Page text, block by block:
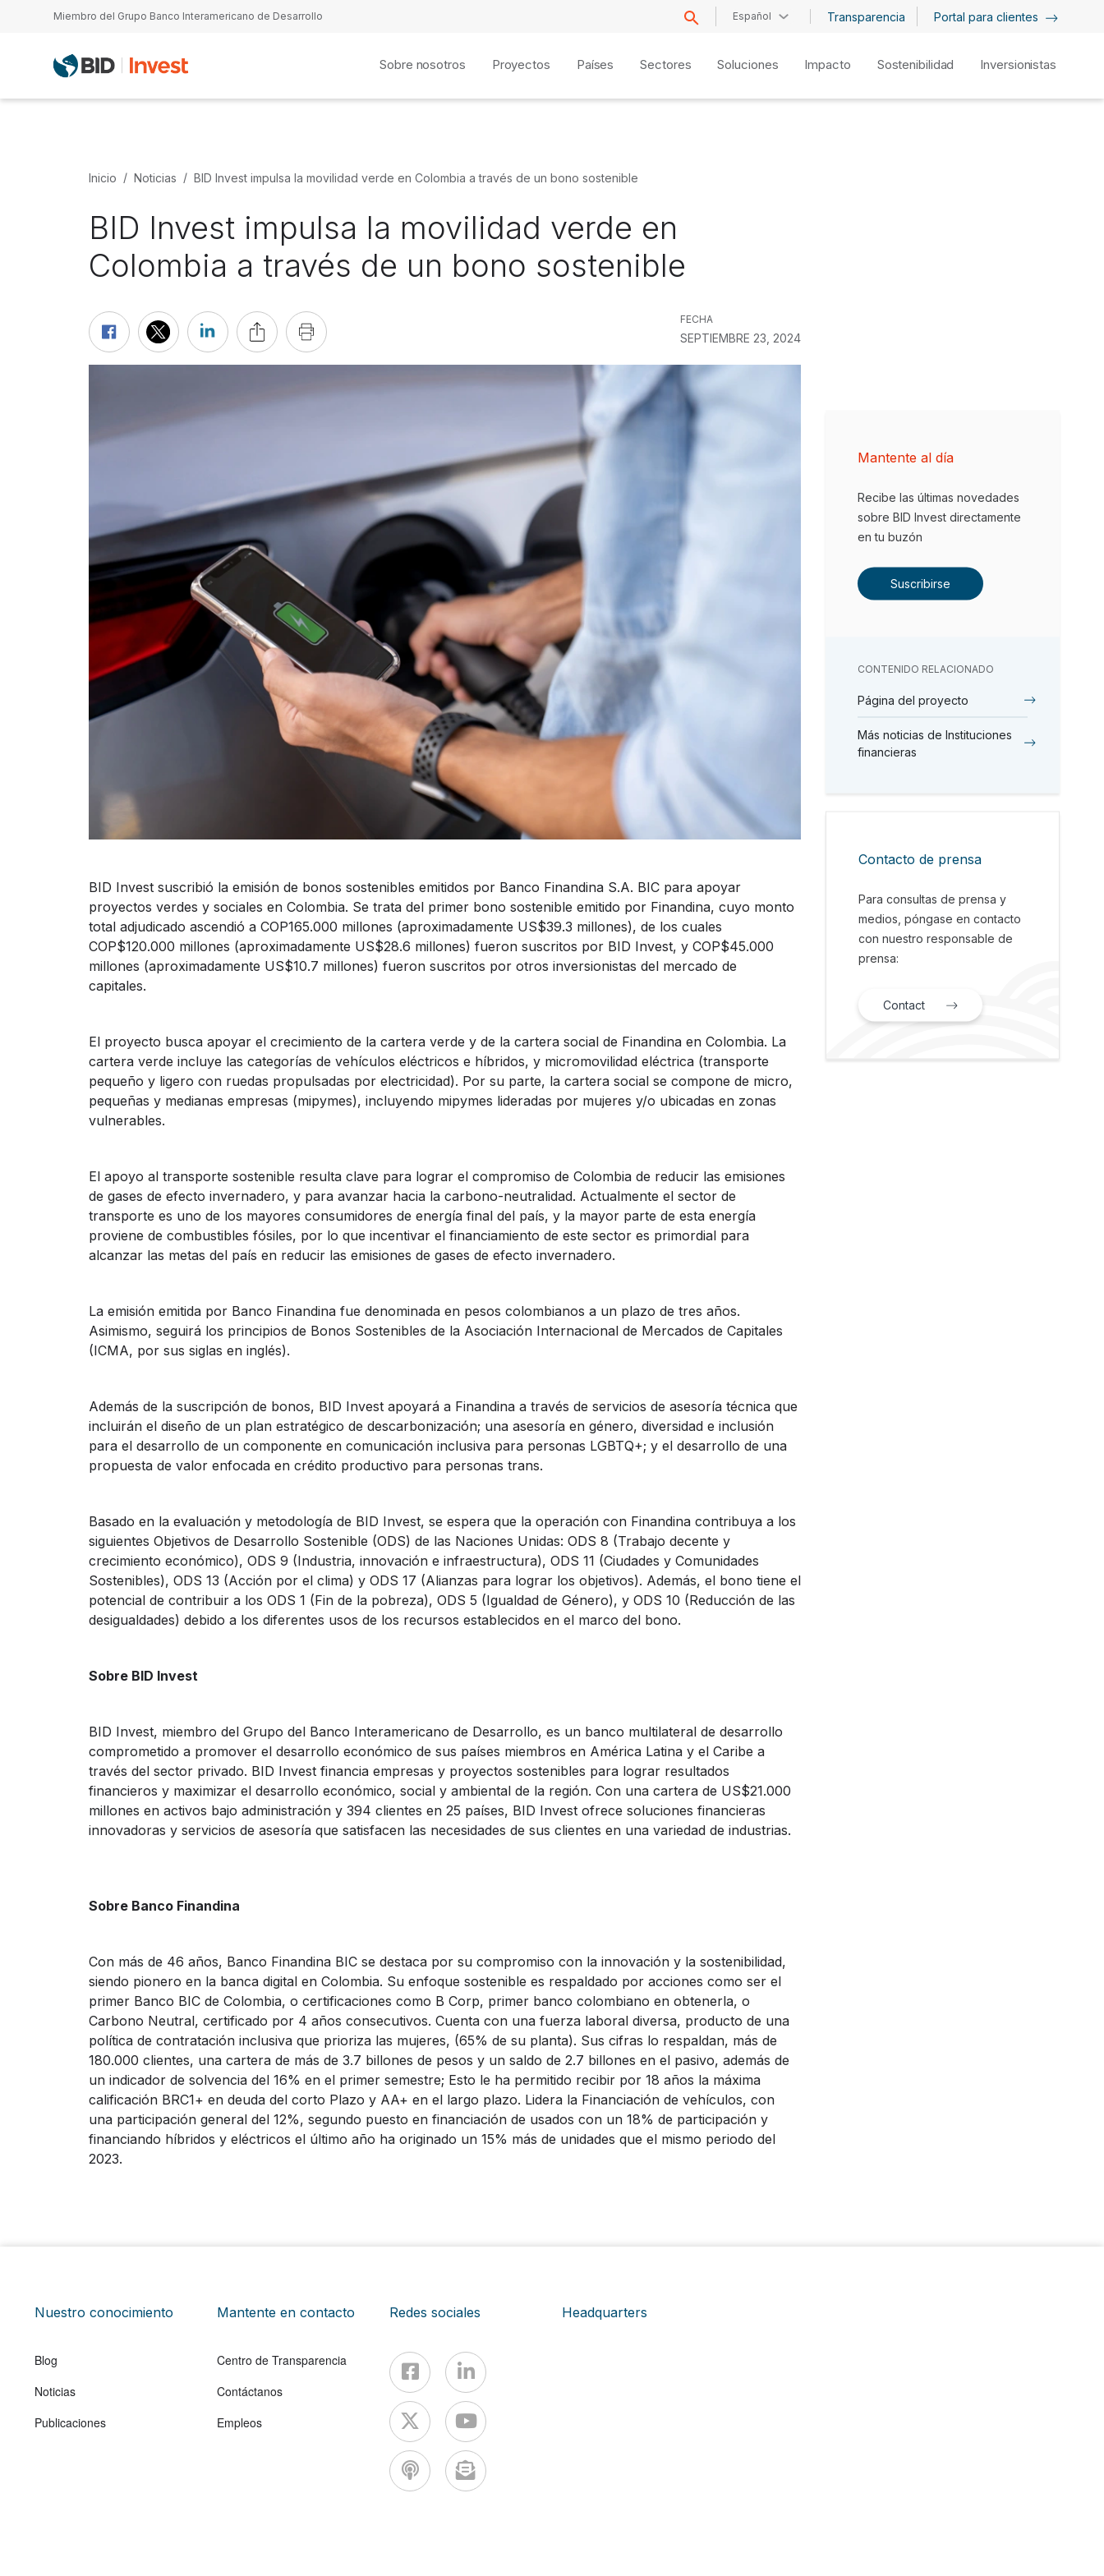
Pasar al contenido principal
Miembro del Grupo Banco Interamericano de Desarrollo Español Transparencia Portal para clientes
Sobre nosotros Proyectos Países Sectores Soluciones Impacto Sostenibilidad Inversionistas
Inicio Noticias BID Invest impulsa la movilidad verde en Colombia a través de un bono sostenible
BID Invest impulsa la movilidad verde en
Colombia a través de un bono sostenible
FECHA
SEPTIEMBRE 23, 2024
BID Invest suscribió la emisión de bonos sostenibles emitidos por Banco Finandina S.A. BIC para apoyar
proyectos verdes y sociales en Colombia. Se trata del primer bono sostenible emitido por Finandina, cuyo monto
total adjudicado ascendió a COP165.000 millones (aproximadamente US$39.3 millones), de los cuales
COP$120.000 millones (aproximadamente US$28.6 millones) fueron suscritos por BID Invest, y COP$45.000
millones (aproximadamente US$10.7 millones) fueron suscritos por otros inversionistas del mercado de
capitales.
El proyecto busca apoyar el crecimiento de la cartera verde y de la cartera social de Finandina en Colombia. La
cartera verde incluye las categorías de vehículos eléctricos e híbridos, y micromovilidad eléctrica (transporte
pequeño y ligero con ruedas propulsadas por electricidad). Por su parte, la cartera social se compone de micro,
pequeñas y medianas empresas (mipymes), incluyendo mipymes lideradas por mujeres y/o ubicadas en zonas
vulnerables.
El apoyo al transporte sostenible resulta clave para lograr el compromiso de Colombia de reducir las emisiones
de gases de efecto invernadero, y para avanzar hacia la carbono-neutralidad. Actualmente el sector de
transporte es uno de los mayores consumidores de energía final del país, y la mayor parte de esta energía
proviene de combustibles fósiles, por lo que incentivar el financiamiento de este sector es primordial para
alcanzar las metas del país en reducir las emisiones de gases de efecto invernadero.
La emisión emitida por Banco Finandina fue denominada en pesos colombianos a un plazo de tres años.
Asimismo, seguirá los principios de Bonos Sostenibles de la Asociación Internacional de Mercados de Capitales
(ICMA, por sus siglas en inglés).
Además de la suscripción de bonos, BID Invest apoyará a Finandina a través de servicios de asesoría técnica que
incluirán el diseño de un plan estratégico de descarbonización; una asesoría en género, diversidad e inclusión
para el desarrollo de un componente en comunicación inclusiva para personas LGBTQ+; y el desarrollo de una
propuesta de valor enfocada en crédito productivo para personas trans.
Basado en la evaluación y metodología de BID Invest, se espera que la operación con Finandina contribuya a los
siguientes Objetivos de Desarrollo Sostenible (ODS) de las Naciones Unidas: ODS 8 (Trabajo decente y
crecimiento económico), ODS 9 (Industria, innovación e infraestructura), ODS 11 (Ciudades y Comunidades
Sostenibles), ODS 13 (Acción por el clima) y ODS 17 (Alianzas para lograr los objetivos). Además, el bono tiene el
potencial de contribuir a los ODS 1 (Fin de la pobreza), ODS 5 (Igualdad de Género), y ODS 10 (Reducción de las
desigualdades) debido a los diferentes usos de los recursos establecidos en el marco del bono.
Sobre BID Invest
BID Invest, miembro del Grupo del Banco Interamericano de Desarrollo, es un banco multilateral de desarrollo
comprometido a promover el desarrollo económico de sus países miembros en América Latina y el Caribe a
través del sector privado. BID Invest financia empresas y proyectos sostenibles para lograr resultados
financieros y maximizar el desarrollo económico, social y ambiental de la región. Con una cartera de US$21.000
millones en activos bajo administración y 394 clientes en 25 países, BID Invest ofrece soluciones financieras
innovadoras y servicios de asesoría que satisfacen las necesidades de sus clientes en una variedad de industrias.
Sobre Banco Finandina
Con más de 46 años, Banco Finandina BIC se destaca por su compromiso con la innovación y la sostenibilidad,
siendo pionero en la banca digital en Colombia. Su enfoque sostenible es respaldado por acciones como ser el
primer Banco BIC de Colombia, o certificaciones como B Corp, primer banco colombiano en obtenerla, o
Carbono Neutral, certificado por 4 años consecutivos. Cuenta con una fuerza laboral diversa, producto de una
política de contratación inclusiva que prioriza las mujeres, (65% de su planta). Sus cifras lo respaldan, más de
180.000 clientes, una cartera de más de 3.7 billones de pesos y un saldo de 2.7 billones en el pasivo, además de
un indicador de solvencia del 16% en el primer semestre; Esto le ha permitido recibir por 18 años la máxima
calificación BRC1+ en deuda del corto Plazo y AA+ en el largo plazo. Lidera la Financiación de vehículos, con
una participación general del 12%, segundo puesto en financiación de usados con un 18% de participación y
financiando híbridos y eléctricos el último año ha originado un 15% más de unidades que el mismo periodo del
2023.
Mantente al día
Recibe las últimas novedades
sobre BID Invest directamente
en tu buzón
Suscribirse
CONTENIDO RELACIONADO
Página del proyecto
Más noticias de Instituciones
financieras
Contacto de prensa
Para consultas de prensa y
medios, póngase en contacto
con nuestro responsable de
prensa:
Contact
Nuestro conocimiento
Blog
Noticias
Publicaciones
Mantente en contacto
Centro de Transparencia
Contáctanos
Empleos
Redes sociales Headquarters